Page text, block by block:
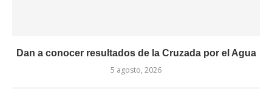
Dan a conocer resultados de la Cruzada por el Agua
5 agosto, 2026